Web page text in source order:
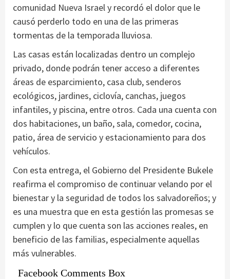
comunidad Nueva Israel y recordó el dolor que le
causó perderlo todo en una de las primeras
tormentas de la temporada lluviosa.
Las casas están localizadas dentro un complejo
privado, donde podrán tener acceso a diferentes
áreas de esparcimiento, casa club, senderos
ecológicos, jardines, ciclovía, canchas, juegos
infantiles, y piscina, entre otros. Cada una cuenta con
dos habitaciones, un baño, sala, comedor, cocina,
patio, área de servicio y estacionamiento para dos
vehículos.
Con esta entrega, el Gobierno del Presidente Bukele
reafirma el compromiso de continuar velando por el
bienestar y la seguridad de todos los salvadoreños; y
es una muestra que en esta gestión las promesas se
cumplen y lo que cuenta son las acciones reales, en
beneficio de las familias, especialmente aquellas
más vulnerables.
Facebook Comments Box